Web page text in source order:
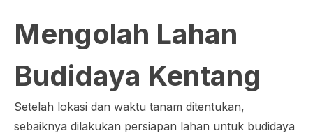
Mengolah Lahan
Budidaya Kentang
Setelah lokasi dan waktu tanam ditentukan,
sebaiknya dilakukan persiapan lahan untuk budidaya